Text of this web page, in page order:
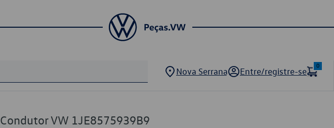
Nova Serrana Entre/registre-se
0
Condutor VW 1JE8575939B9